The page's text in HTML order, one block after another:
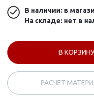
В наличии: в
На складе: нет в
В КОРЗИНУ
РАСЧЕТ